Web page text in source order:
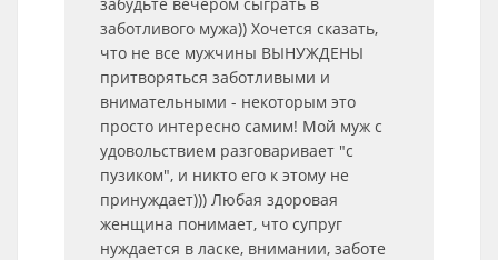
заботливого мужа)) Хочется сказать,
что не все мужчины ВЫНУЖДЕНЫ
притворяться заботливыми и
внимательными - некоторым это
просто интересно самим! Мой муж с
удовольствием разговаривает "с
пузиком", и никто его к этому не
принуждает))) Любая здоровая
женщина понимает, что супруг
нуждается в ласке, внимании, заботе